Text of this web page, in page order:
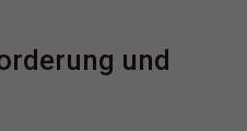
und